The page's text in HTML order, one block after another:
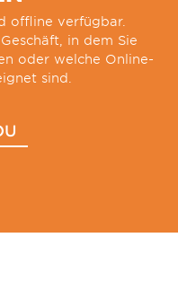
offline verfügbar.
in dem Sie
oder welche Online-
sind.